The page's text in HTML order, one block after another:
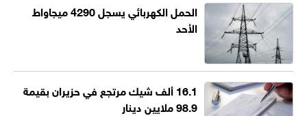
الحمل الكهربائي يسجل 4290 ميجاواط
الأحد
16.1 ألف شيك مرتجع في حزيران بقيمة
98.9 ملايين دينار